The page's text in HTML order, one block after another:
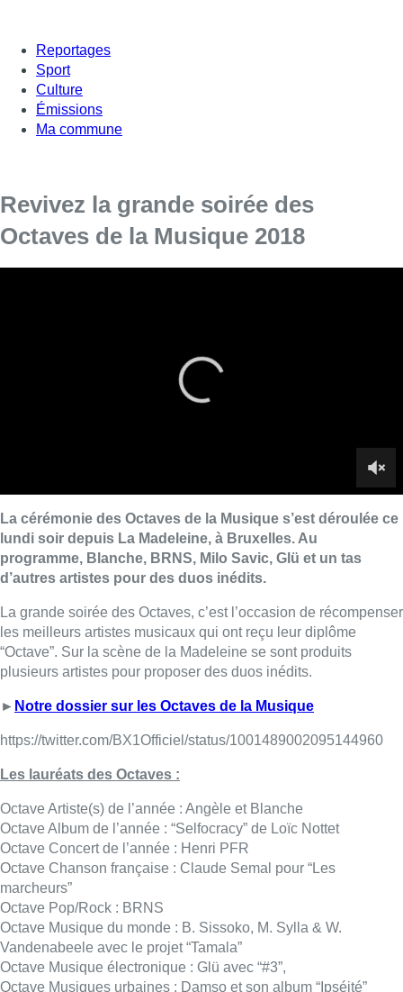
Reportages
Sport
Culture
Émissions
Ma commune
Revivez la grande soirée des
Octaves de la Musique 2018
La grande soirée des Octaves, c’est l’occasion de récompenser
les meilleurs artistes musicaux qui ont reçu leur diplôme
https://twitter.com/BX1Officiel/status/1001489002095144960
Les lauréats des Octaves :
Octave Artiste(s) de l’année : Angèle et Blanche
Octave Album de l’année : “Selfocracy” de Loïc Nottet
Octave Concert de l’année : Henri PFR
Octave Chanson française : Claude Semal pour “Les
marcheurs”
Octave Pop/Rock : BRNS
Vandenabeele avec le projet “Tamala”
Octave Musiques urbaines : Damso et son album “Ipséité”
Octave Jazz : Igor Gehenot pour “Delta”
Octave Musique Classique : Orchestre Philharmonique Royal
de Liège
Octave Musique Contemporaines : Pierre Bartholomée et son
album “Rhizomes”,
Octave Zinneke : Krisy
Octave Pointculture : Giuseppe Millaci et Vogue Trio
Octave Fédération des Jeunesses Musicales Wallonie-
Bruxelles : La Compagnie La Bête à plumes (Kevin Troussart
et Isabelle Du Bois)
avec le spectacle circorythm’oh
Octave Ministre de la culture : MNM Trio